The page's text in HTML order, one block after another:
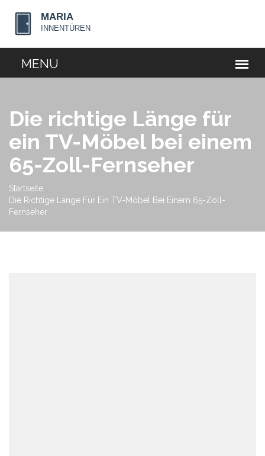
Die richtige Länge für
ein TV-Möbel bei einem
65-Zoll-Fernseher
Startseite
Die Richtige Länge Für Ein TV-Möbel Bei Einem 65-Zoll-
Fernseher